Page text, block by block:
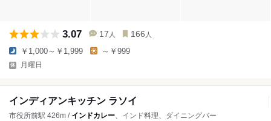
3.07 17 人 166 人
￥1,000～￥1,999 ～￥999
月曜日
インディアンキッチン ラソイ
市役所前駅 426m / インドカレー、インド料理、ダイニングバー